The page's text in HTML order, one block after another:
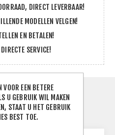
DIRECT LEVERBAAR!
MODELLEN VELGEN!
EN BETALEN!
SERVICE!
ONS
VOOR EEN BETERE
U GEBRUIK WIL MAKEN
STAAT U HET GEBRUIK
BEST TOE.